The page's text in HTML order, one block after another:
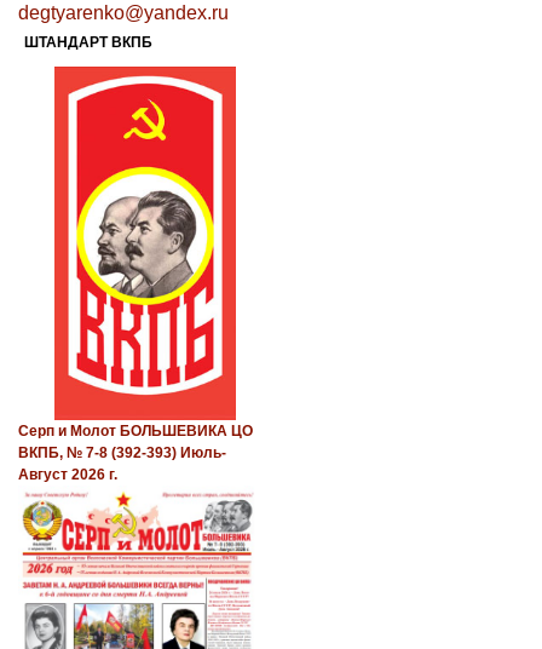
degtyarenko@yandex.ru
ШТАНДАРТ ВКПБ
Серп и Молот БОЛЬШЕВИКА ЦО
ВКПБ, № 7-8 (392-393) Июль-
Август 2026 г.